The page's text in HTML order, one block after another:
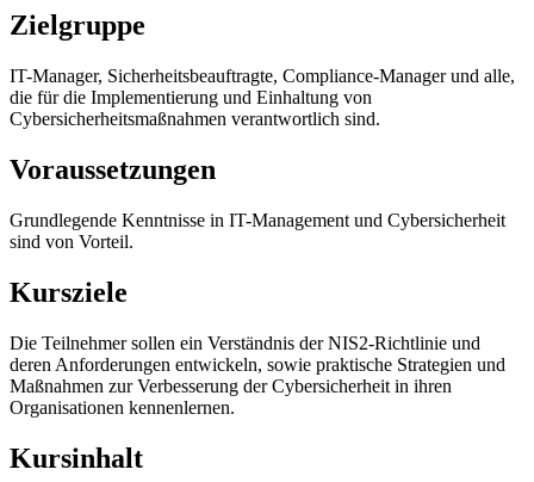
Zielgruppe
IT-Manager, Sicherheitsbeauftragte, Compliance-Manager und alle,
die für die Implementierung und Einhaltung von
Cybersicherheitsmaßnahmen verantwortlich sind.
Voraussetzungen
Grundlegende Kenntnisse in IT-Management und Cybersicherheit
sind von Vorteil.
Kursziele
Die Teilnehmer sollen ein Verständnis der NIS2-Richtlinie und
deren Anforderungen entwickeln, sowie praktische Strategien und
Maßnahmen zur Verbesserung der Cybersicherheit in ihren
Organisationen kennenlernen.
Kursinhalt